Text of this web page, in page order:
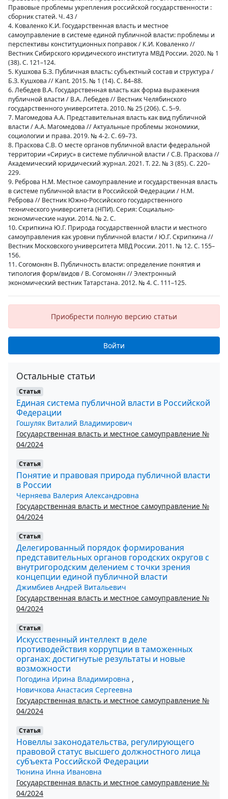
Правовые проблемы укрепления российской государственности :
сборник статей. Ч. 43 /
4. Коваленко К.И. Государственная власть и местное
самоуправление в системе единой публичной власти: проблемы и
перспективы конституционных поправок / К.И. Коваленко //
Вестник Сибирского юридического института МВД России. 2020. № 1
(38). С. 121–124.
5. Кушхова Б.З. Публичная власть: субъектный состав и структура /
Б.З. Кушхова // Kant. 2015. № 1 (14). С. 84–88.
6. Лебедев В.А. Государственная власть как форма выражения
публичной власти / В.А. Лебедев // Вестник Челябинского
государственного университета. 2010. № 25 (206). С. 5–9.
7. Магомедова А.А. Представительная власть как вид публичной
власти / А.А. Магомедова // Актуальные проблемы экономики,
социологии и права. 2019. № 4-2. С. 69–73.
8. Праскова С.В. О месте органов публичной власти федеральной
территории «Сириус» в системе публичной власти / С.В. Праскова //
Академический юридический журнал. 2021. Т. 22. № 3 (85). С. 220–
229.
9. Реброва Н.М. Местное самоуправление и государственная власть
в системе публичной власти в Российской Федерации / Н.М.
Реброва // Вестник Южно-Российского государственного
технического университета (НПИ). Серия: Социально-
экономические науки. 2014. № 2. С.
10. Скрипкина Ю.Г. Природа государственной власти и местного
самоуправления как уровни публичной власти / Ю.Г. Скрипкина //
Вестник Московского университета МВД России. 2011. № 12. С. 155–
156.
11. Согомонян В. Публичность власти: определение понятия и
типология форм/видов / В. Согомонян // Электронный
экономический вестник Татарстана. 2012. № 4. С. 111–125.
Приобрести полную версию статьи
Войти
Остальные статьи
Статья
Единая система публичной власти в Российской
Федерации
Гошуляк Виталий Владимирович
Государственная власть и местное самоуправление №
04/2024
Статья
Понятие и правовая природа публичной власти
в России
Черняева Валерия Александровна
Государственная власть и местное самоуправление №
04/2024
Статья
Делегированный порядок формирования
представительных органов городских округов с
внутригородским делением с точки зрения
концепции единой публичной власти
Джимбиев Андрей Витальевич
Государственная власть и местное самоуправление №
04/2024
Статья
Искусственный интеллект в деле
противодействия коррупции в таможенных
органах: достигнутые результаты и новые
возможности
Погодина Ирина Владимировна ,
Новичкова Анастасия Сергеевна
Государственная власть и местное самоуправление №
04/2024
Статья
Новеллы законодательства, регулирующего
правовой статус высшего должностного лица
субъекта Российской Федерации
Тюнина Инна Ивановна
Государственная власть и местное самоуправление №
04/2024